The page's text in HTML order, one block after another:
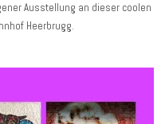
Ausstellung an dieser coolen
Heerbrugg.